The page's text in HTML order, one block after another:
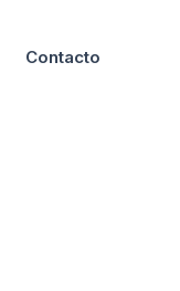
Contacto